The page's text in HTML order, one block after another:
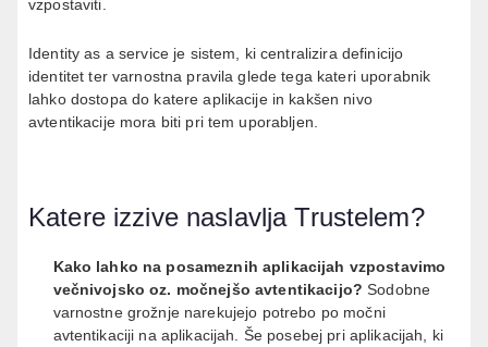
vzpostaviti.
Identity as a service je sistem, ki centralizira definicijo
identitet ter varnostna pravila glede tega kateri uporabnik
lahko dostopa do katere aplikacije in kakšen nivo
avtentikacije mora biti pri tem uporabljen.
Katere izzive naslavlja Trustelem?
Kako lahko na posameznih aplikacijah vzpostavimo
večnivojsko oz. močnejšo avtentikacijo? Sodobne
varnostne grožnje narekujejo potrebo po močni
avtentikaciji na aplikacijah. Še posebej pri aplikacijah, ki